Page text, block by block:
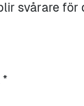
svårare för
*